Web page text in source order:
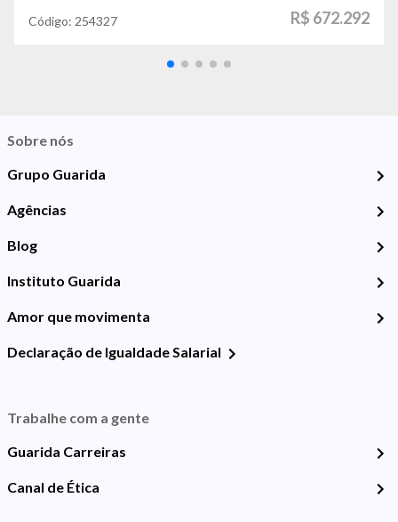
Código: 254327 R$ 672.292
Sobre nós
Grupo Guarida
Agências
Blog
Instituto Guarida
Amor que movimenta
Declaração de Igualdade Salarial
Trabalhe com a gente
Guarida Carreiras
Canal de Ética